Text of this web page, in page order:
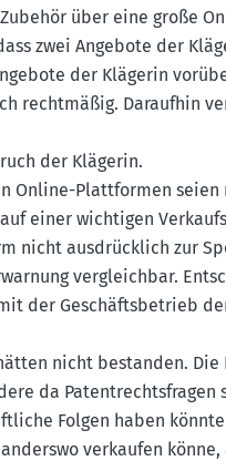
über eine große
zwei Angebote der
der Klägerin
recht­mäßig. Daraufhin
der Klägerin.
Online-Platt­formen
einer wichtigen
nicht ausdrücklich zur
vergleichbar.
der Geschäfts­be­trieb
nicht bestanden.
da
Folgen haben
verkaufen